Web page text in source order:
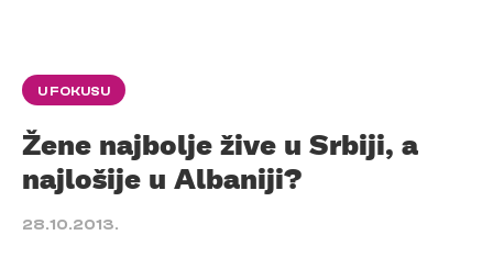
U FOKUSU
Žene najbolje žive u Srbiji, a
najlošije u Albaniji?
28.10.2013.